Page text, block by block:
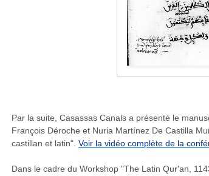
Par la suite, Casassas Canals a présenté le
François Déroche et Nuria Martínez De Castilla
castillan et latin". Voir la vidéo complète de la
Dans le cadre du Workshop "The Latin Qur'an,